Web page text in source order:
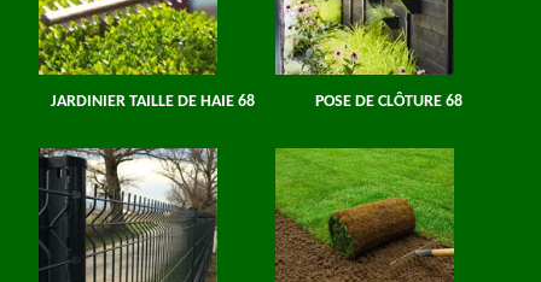
JARDINIER TAILLE DE HAIE 68 POSE DE CLÔTURE 68